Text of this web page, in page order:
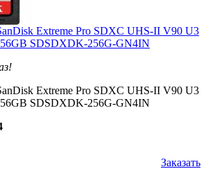
Extreme Pro SDXC UHS-II V90 U3
SDSDXDK-256G-GN4IN
Extreme Pro SDXC UHS-II V90 U3
SDSDXDK-256G-GN4IN
Заказать